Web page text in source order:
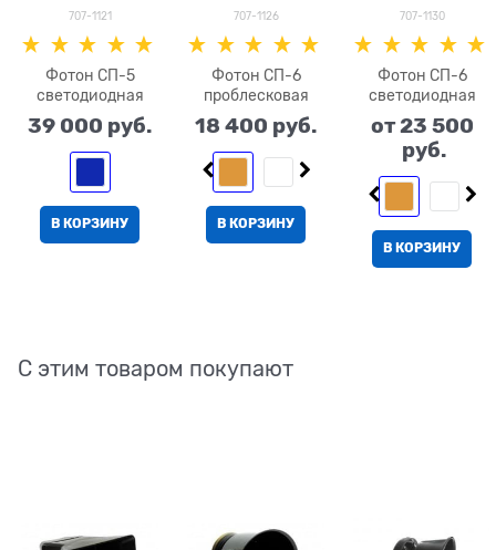
707-1121
Фотон СП-5
светодиодная
39 000 руб.
В КОРЗИНУ
707-1126
Фотон СП-6
проблесковая
18 400 руб.
В КОРЗИНУ
707-1130
Фотон СП-6
светодиодная
от23 500
руб.
В КОРЗИНУ
С этим товаром покупают